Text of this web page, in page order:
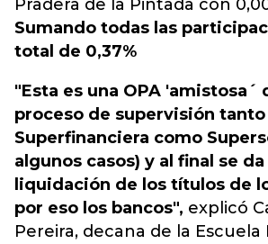
Pradera de la Pintada con
Sumando todas las
total de 0,37%
"Esta es una OPA 'amistosa´
proceso de supervisión tanto
Superfinanciera como
algunos casos) y al final se da
liquidación de los títulos de
por eso los bancos", explicó
Pereira, decana de la